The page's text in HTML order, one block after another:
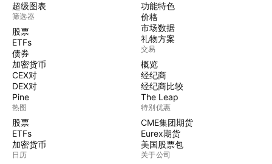
超级图表
筛选器
股票
ETFs
债券
加密货币
CEX对
DEX对
Pine
热图
股票
ETFs
加密货币
日历
功能特色
价格
市场数据
礼物方案
交易
概览
经纪商
经纪商比较
The Leap
特别优惠
CME集团期货
Eurex期货
美国股票包
关于公司